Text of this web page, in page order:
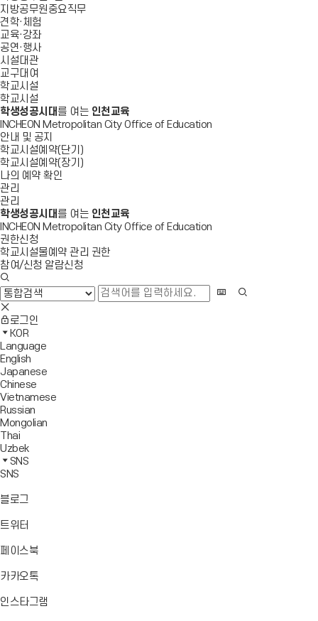
지방공무원중요직무
견학·체험
교육·강좌
공연·행사
시설대관
교구대여
학교시설
학교시설
학생성공시대 를 여는 인천교육
INCHEON Metropolitan City Office of Education
안내 및 공지
학교시설예약(단기)
학교시설예약(장기)
나의 예약 확인
관리
관리
학생성공시대 를 여는 인천교육
INCHEON Metropolitan City Office of Education
권한신청
학교시설물예약 관리 권한
참여/신청 알람신청
검
색
창
열
기
검
검
색
영
역
닫
기
사
이
트
맵
이
동
모
바
일
메
뉴
열
기
전
체
메
뉴
로그인
KOR
Language
English
Japanese
Chinese
Vietnamese
Russian
Mongolian
Thai
Uzbek
SNS
SNS
블로그
트위터
가
페이스북바
가
카카오톡바
가
인스타그램